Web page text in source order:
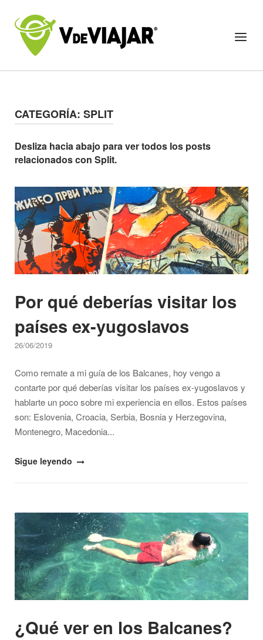
content
Home
Menu
CATEGORÍA: SPLIT
Desliza hacia abajo para ver todos los posts
relacionados con Split.
Open post
Por qué deberías visitar los
países ex-yugoslavos
26/06/2019
Como remate a mi guía de los Balcanes, hoy vengo a
contarte por qué deberías visitar los países ex-yugoslavos y
hablarte un poco sobre mi experiencia en ellos. Estos países
son: Eslovenia, Croacia, Serbia, Bosnia y Herzegovina,
Montenegro, Macedonia...
"Por
los
países
ex-
yugoslavos"
Sigue leyendo
Open post
¿Qué ver en los Balcanes?